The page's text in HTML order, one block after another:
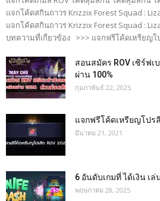
แจกโค้ดสกินถาวร Krizzix Forest Squad :
แจกโค้ดสกินถาวร Krizzix Forest Squad :
บทความที่เกี่ยวข้อง >>> แจกฟรีโค้ดเหรียญโป
สอนสมัคร ROV เซิร์ฟเ
ผ่าน 100%
กุมภาพันธ์ 22, 2025
แจกฟรีโค้ดเหรียญโปร
มีนาคม 21, 2021
6 อันดับเกมที่ ได้เงิน เล่
พฤษภาคม 28, 2025